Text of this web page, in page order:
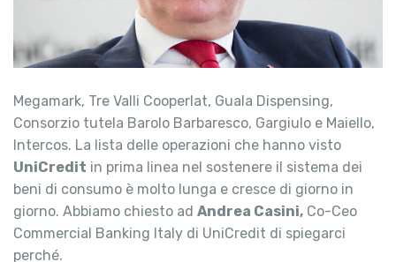
Megamark, Tre Valli Cooperlat, Guala Dispensing,
Consorzio tutela Barolo Barbaresco, Gargiulo e Maiello,
Intercos. La lista delle operazioni che hanno visto
UniCredit in prima linea nel sostenere il sistema dei
beni di consumo è molto lunga e cresce di giorno in
giorno. Abbiamo chiesto ad Andrea Casini, Co-Ceo
Commercial Banking Italy di UniCredit di spiegarci
perché.